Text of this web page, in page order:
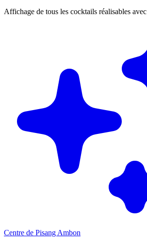
Affichage de tous les cocktails réalisables avec
Centre de Pisang Ambon